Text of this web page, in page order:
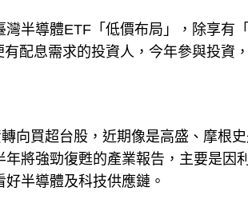
半導體ETF「低價布局」，除享有
配息需求的投資人，今年參與投資
向買超台股，近期像是高盛、摩根
將強勁復甦的產業報告，主要是因
半導體及科技供應鏈。